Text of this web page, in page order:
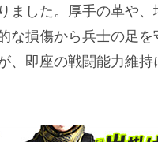
ました。厚手の革や
な損傷から兵士の足
、即座の戦闘能力維持